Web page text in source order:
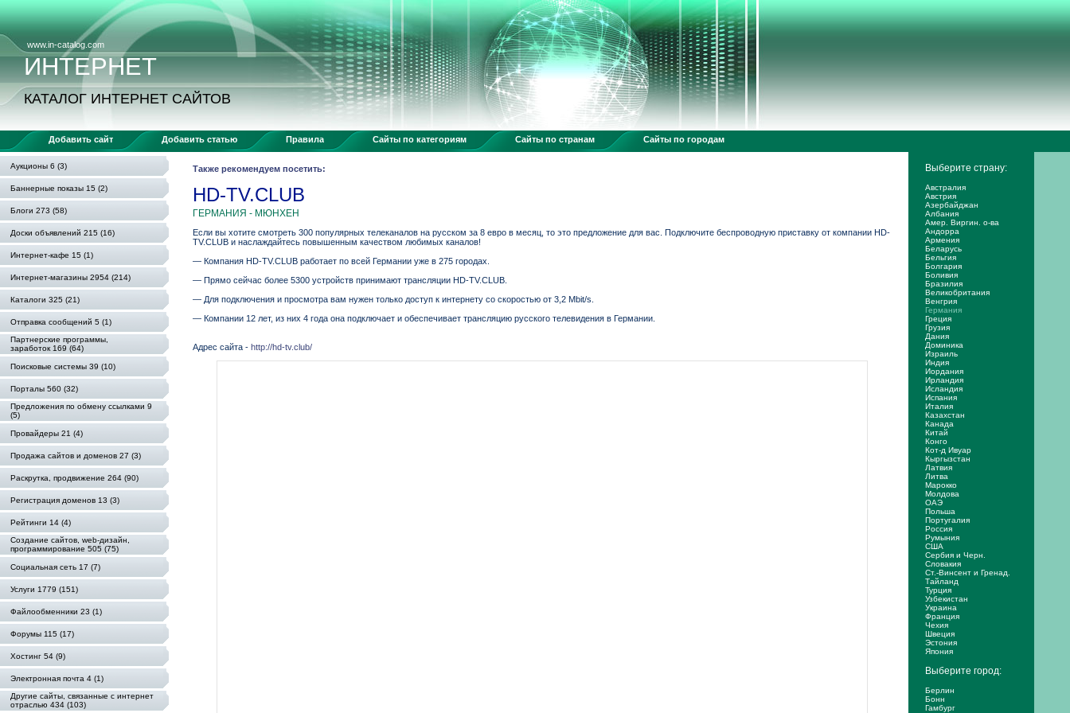
www.in-catalog.com
ИНТЕРНЕТ
КАТАЛОГ ИНТЕРНЕТ САЙТОВ
Добавить сайт Добавить статью Правила Сайты по категориям Сайты по странам Сайты по городам
Аукционы 6 (3)
Баннерные показы 15 (2)
Блоги 273 (58)
Доски объявлений 215 (16)
Интернет-кафе 15 (1)
Интернет-магазины 2954 (214)
Каталоги 325 (21)
Отправка сообщений 5 (1)
Партнерские программы,
заработок 169 (64)
Поисковые системы 39 (10)
Порталы 560 (32)
Предложения по обмену ссылками 9
(5)
Провайдеры 21 (4)
Продажа сайтов и доменов 27 (3)
Раскрутка, продвижение 264 (90)
Регистрация доменов 13 (3)
Рейтинги 14 (4)
Создание сайтов, web-дизайн,
программирование 505 (75)
Социальная сеть 17 (7)
Услуги 1779 (151)
Файлообменники 23 (1)
Форумы 115 (17)
Хостинг 54 (9)
Электронная почта 4 (1)
Другие сайты, связанные с интернет
отраслью 434 (103)
Также рекомендуем посетить:
HD-TV.CLUB
ГЕРМАНИЯ - МЮНХЕН
Если вы хотите смотреть 300 популярных телеканалов на русском за 8 евро в месяц, то это предложение для вас. Подключите беспроводную приставку от компании HD-
TV.CLUB и наслаждайтесь повышенным качеством любимых каналов!
— Компания HD-TV.CLUB работает по всей Германии уже в 275 городах.
— Прямо сейчас более 5300 устройств принимают трансляции HD-TV.CLUB.
— Для подключения и просмотра вам нужен только доступ к интернету со скоростью от 3,2 Mbit/s.
— Компании 12 лет, из них 4 года она подключает и обеспечивает трансляцию русского телевидения в Германии.
Адрес сайта - http://hd-tv.club/
Выберите страну:
Австралия
Австрия
Азербайджан
Албания
Амер. Виргин. о-ва
Андорра
Армения
Беларусь
Бельгия
Болгария
Боливия
Бразилия
Великобритания
Венгрия
Германия
Греция
Грузия
Дания
Доминика
Израиль
Индия
Иордания
Ирландия
Исландия
Испания
Италия
Казахстан
Канада
Китай
Конго
Кот-д Ивуар
Кыргызстан
Латвия
Литва
Марокко
Молдова
ОАЭ
Польша
Португалия
Россия
Румыния
США
Сербия и Черн.
Словакия
Ст.-Винсент и Гренад.
Тайланд
Турция
Узбекистан
Украина
Франция
Чехия
Швеция
Эстония
Япония
Выберите город:
Берлин
Бонн
Гамбург